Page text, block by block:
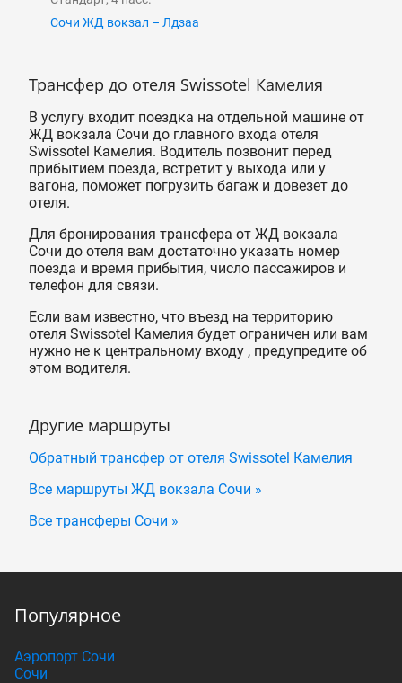
Сочи ЖД вокзал – Лдзаа
Трансфер до отеля Swissotel Камелия
В услугу входит поездка на отдельной машине от
ЖД вокзала Сочи до главного входа отеля
Swissotel Камелия. Водитель позвонит перед
прибытием поезда, встретит у выхода или у
вагона, поможет погрузить багаж и довезет до
отеля.
Для бронирования трансфера от ЖД вокзала
Сочи до отеля вам достаточно указать номер
поезда и время прибытия, число пассажиров и
телефон для связи.
Если вам известно, что въезд на территорию
отеля Swissotel Камелия будет ограничен или вам
нужно не к центральному входу , предупредите об
этом водителя.
Другие маршруты
Обратный трансфер от отеля Swissotel Камелия
Все маршруты ЖД вокзала Сочи »
Все трансферы Сочи »
Популярное
Аэропорт Сочи
Сочи